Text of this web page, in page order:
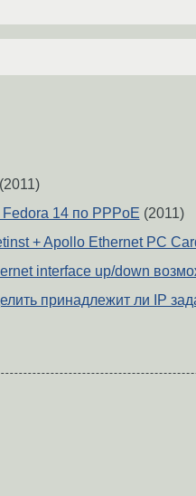
Fedora 14 по PPPoE (2011)
+ Apollo Ethernet PC
interface up/down
принадлежит ли IP